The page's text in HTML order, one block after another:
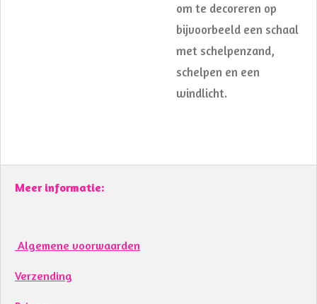
om te decoreren op
bijvoorbeeld een schaal
met schelpenzand,
schelpen en een
windlicht.
Meer informatie:
Algemene voorwaarden
Verzending